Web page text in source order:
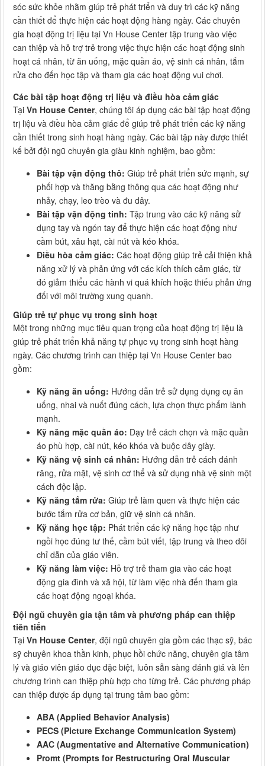
sóc sức khỏe nhằm giúp trẻ phát triển và duy trì các kỹ năng
cần thiết để thực hiện các hoạt động hàng ngày. Các chuyên
gia hoạt động trị liệu tại Vn House Center tập trung vào việc
can thiệp và hỗ trợ trẻ trong việc thực hiện các hoạt động sinh
hoạt cá nhân, từ ăn uống, mặc quần áo, vệ sinh cá nhân, tắm
rửa cho đến học tập và tham gia các hoạt động vui chơi.
Các bài tập hoạt động trị liệu và điều hòa cảm giác
Tại Vn House Center, chúng tôi áp dụng các bài tập hoạt động
trị liệu và điều hòa cảm giác để giúp trẻ phát triển các kỹ năng
cần thiết trong sinh hoạt hàng ngày. Các bài tập này được thiết
kế bởi đội ngũ chuyên gia giàu kinh nghiệm, bao gồm:
Bài tập vận động thô: Giúp trẻ phát triển sức mạnh, sự
phối hợp và thăng bằng thông qua các hoạt động như
nhảy, chạy, leo trèo và đu dây.
Bài tập vận động tinh: Tập trung vào các kỹ năng sử
dụng tay và ngón tay để thực hiện các hoạt động như
cầm bút, xâu hạt, cài nút và kéo khóa.
Điều hòa cảm giác: Các hoạt động giúp trẻ cải thiện khả
năng xử lý và phản ứng với các kích thích cảm giác, từ
đó giảm thiểu các hành vi quá khích hoặc thiếu phản ứng
đối với môi trường xung quanh.
Giúp trẻ tự phục vụ trong sinh hoạt
Một trong những mục tiêu quan trọng của hoạt động trị liệu là
giúp trẻ phát triển khả năng tự phục vụ trong sinh hoạt hàng
ngày. Các chương trình can thiệp tại Vn House Center bao
gồm:
Kỹ năng ăn uống: Hướng dẫn trẻ sử dụng dụng cụ ăn
uống, nhai và nuốt đúng cách, lựa chọn thực phẩm lành
mạnh.
Kỹ năng mặc quần áo: Dạy trẻ cách chọn và mặc quần
áo phù hợp, cài nút, kéo khóa và buộc dây giày.
Kỹ năng vệ sinh cá nhân: Hướng dẫn trẻ cách đánh
răng, rửa mặt, vệ sinh cơ thể và sử dụng nhà vệ sinh một
cách độc lập.
Kỹ năng tắm rửa: Giúp trẻ làm quen và thực hiện các
bước tắm rửa cơ bản, giữ vệ sinh cá nhân.
Kỹ năng học tập: Phát triển các kỹ năng học tập như
ngồi học đúng tư thế, cầm bút viết, tập trung và theo dõi
chỉ dẫn của giáo viên.
Kỹ năng làm việc: Hỗ trợ trẻ tham gia vào các hoạt
động gia đình và xã hội, từ làm việc nhà đến tham gia
các hoạt động ngoại khóa.
Đội ngũ chuyên gia tận tâm và phương pháp can thiệp
tiên tiến
Tại Vn House Center, đội ngũ chuyên gia gồm các thạc sỹ, bác
sỹ chuyên khoa thần kinh, phục hồi chức năng, chuyên gia tâm
lý và giáo viên giáo dục đặc biệt, luôn sẵn sàng đánh giá và lên
chương trình can thiệp phù hợp cho từng trẻ. Các phương pháp
can thiệp được áp dụng tại trung tâm bao gồm:
ABA (Applied Behavior Analysis)
PECS (Picture Exchange Communication System)
AAC (Augmentative and Alternative Communication)
Promt (Prompts for Restructuring Oral Muscular